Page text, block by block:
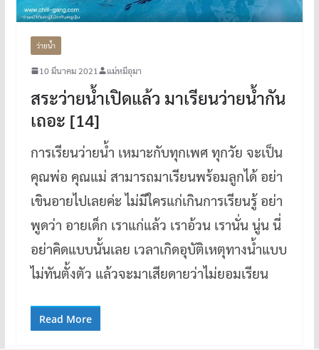
ว่ายน้ำ
10 มีนาคม 2021 แม่หมีอุมา
สระว่ายน้ำเปิดแล้ว มาเรียนว่ายน้ำกัน
เถอะ [14]
การเรียนว่ายน้ำ เหมาะกับทุกเพศ ทุกวัย จะเป็น
คุณพ่อ คุณแม่ สามารถมาเรียนพร้อมลูกได้ อย่า
เขินอายไปเลยค่ะ ไม่มีใครแก่เกินการเรียนรู้ อย่า
พูดว่า อายเด็ก เราแก่แล้ว เราอ้วน เรานั่น นู่น นี่
อย่าคิดแบบนั้นเลย เวลาเกิดอุบัติเหตุทางน้ำแบบ
ไม่ทันตั้งตัว แล้วจะมาเสียดายว่าไม่ยอมเรียน
Read More